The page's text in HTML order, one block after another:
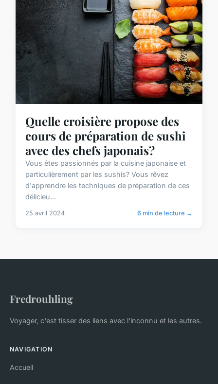
Quelle croisière propose des
cours de préparation de sushi
avec des chefs japonais?
Vous êtes passionnés par la cuisine japonaise et
particulièrement par les sushis? Vous rêvez
d'apprendre les techniques de préparation de ces
délicieu...
25 avril 2024 6 min de lecture →
Fredrouhling
Voyager, c'est tisser des liens avec l'inconnu et les autres.
NAVIGATION
Accueil